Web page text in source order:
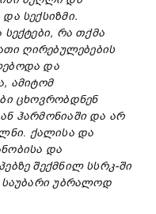
სექსიზმი.
რა თქმა
ღირებულებების
და
ამიტომ
ცხოვრობდნენ
ჰარმონიაში და არ
. ქალისა და
და
შექმნილ სსრკ-ში
საუბარი უბრალოდ